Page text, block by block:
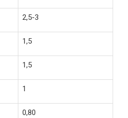
2,5-3
1,5
1,5
1
0,80